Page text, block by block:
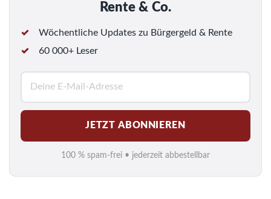
Rente & Co.
Wöchentliche Updates zu Bürgergeld & Rente
60 000+ Leser
M
a
i
l
*
JETZT ABONNIEREN
100 % spam-frei • jederzeit abbestellbar